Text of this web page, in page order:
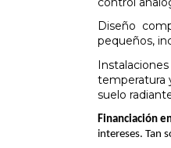
Diseño
pequeños,
temperatura
suelo
Financiación
intereses. Tan